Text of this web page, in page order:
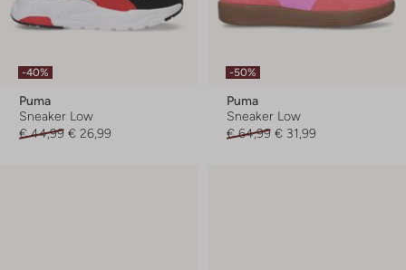
-40%
Puma
Sneaker Low
€ 44,99 € 26,99
-50%
Puma
Sneaker Low
€ 64,99 € 31,99